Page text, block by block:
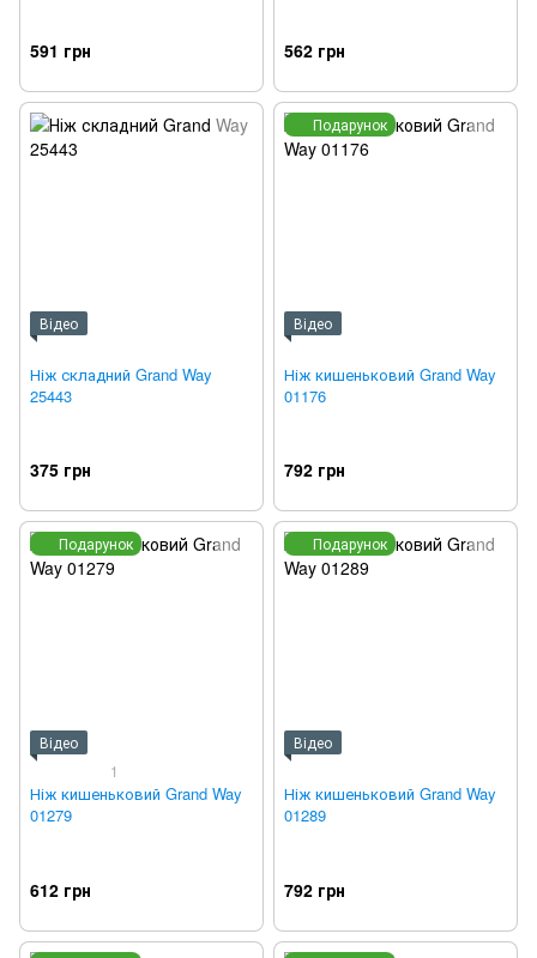
591 грн 562 грн
Відео
Ніж складний Grand Way
25443
375 грн
Подарунок
Відео
Ніж кишеньковий Grand Way
01176
792 грн
Подарунок
Відео
1
Ніж кишеньковий Grand Way
01279
612 грн
Подарунок
Відео
Ніж кишеньковий Grand Way
01289
792 грн